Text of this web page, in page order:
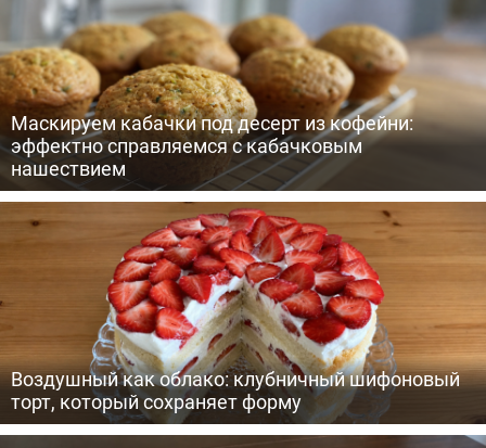
Маскируем кабачки под десерт из кофейни:
эффектно справляемся с кабачковым
нашествием
Воздушный как облако: клубничный шифоновый
торт, который сохраняет форму